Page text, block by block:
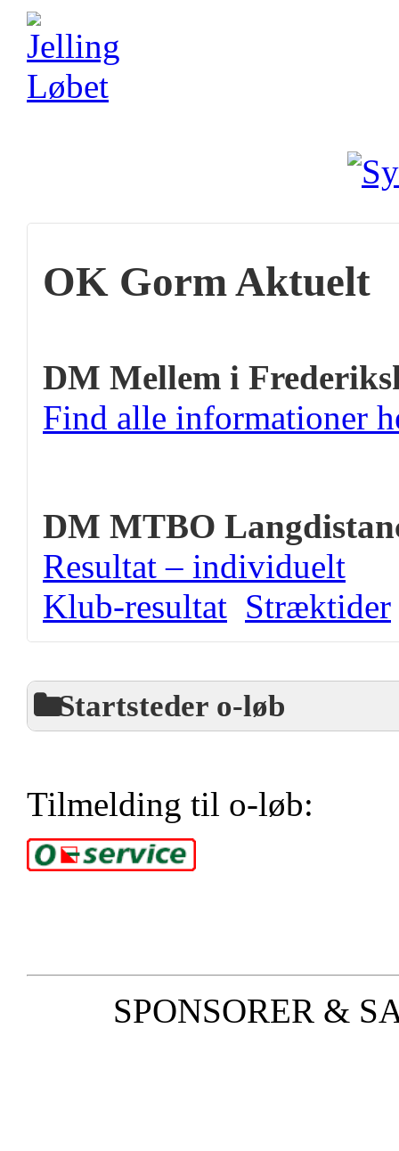
OK Gorm Aktuelt
DM Mellem i
Find alle informationer
DM MTBO
Resultat – individuelt
Klub-resultat Stræktider
Startsteder o-løb
Tilmelding til o-løb:
SPONSORER &